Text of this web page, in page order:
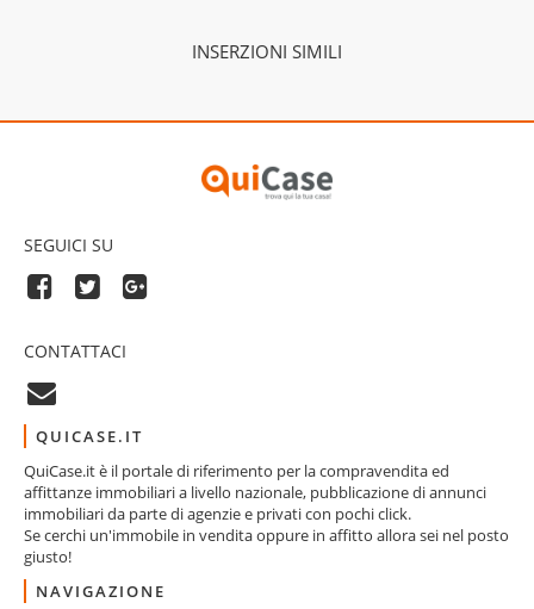
INSERZIONI SIMILI
SEGUICI SU
CONTATTACI
QUICASE.IT
QuiCase.it è il portale di riferimento per la compravendita ed
affittanze immobiliari a livello nazionale, pubblicazione di annunci
immobiliari da parte di agenzie e privati con pochi click.
Se cerchi un'immobile in vendita oppure in affitto allora sei nel posto
giusto!
NAVIGAZIONE